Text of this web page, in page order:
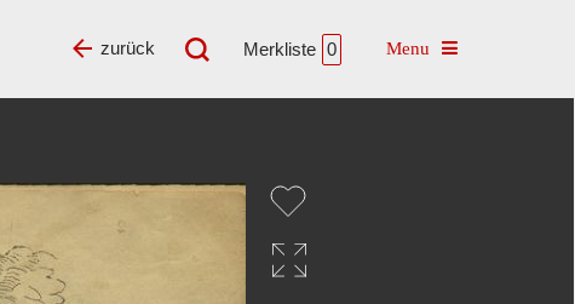
Merkliste 0 Toggle navigation
zurück